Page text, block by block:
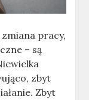
pracy,
– są
zbyt
Zbyt